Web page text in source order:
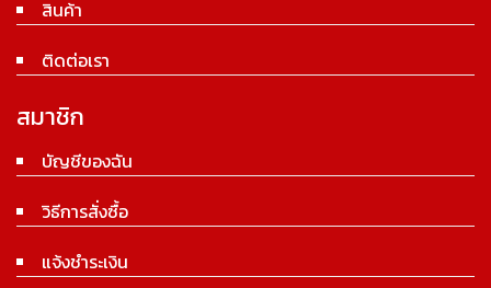
สินค้า
ติดต่อเรา
สมาชิก
บัญชีของฉัน
วิธีการสั่งซื้อ
แจ้งชำระเงิน